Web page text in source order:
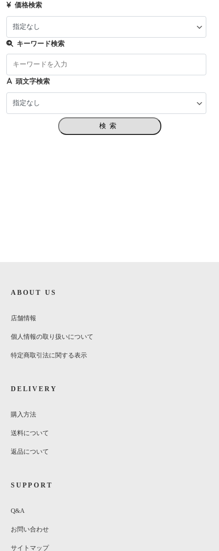
価格検索
キーワード検索
頭文字検索
検索
ABOUT US
店舗情報
個人情報の取り扱いについて
特定商取引法に関する表示
DELIVERY
購入方法
送料について
返品について
SUPPORT
Q&A
お問い合わせ
サイトマップ